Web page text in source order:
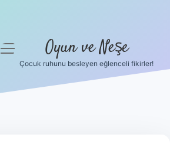
menüyü
Oyun ve Neşe
Çocuk ruhunu besleyen eğlenceli fikirler!